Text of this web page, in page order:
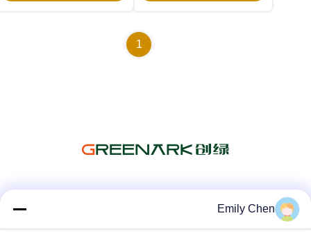
1
Emily Chen